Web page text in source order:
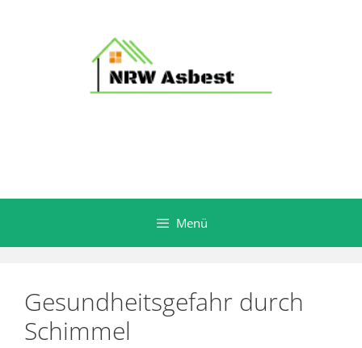
Menü
Gesundheitsgefahr durch
Schimmel